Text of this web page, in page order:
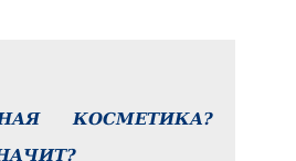
КОСМЕТИКА?